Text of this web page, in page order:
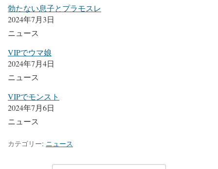
勃たない息子とプラモスレ
2024年7月3日
ニュース
VIPでウマ娘
2024年7月4日
ニュース
VIPでモンスト
2024年7月6日
ニュース
カテゴリー: ニュース